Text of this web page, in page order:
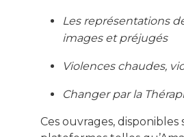
Les représentations
images et préjugés
Violences chaudes,
Changer par la
Ces ouvrages, disponibles